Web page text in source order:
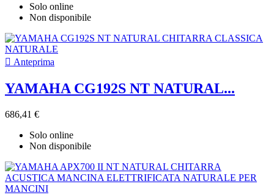
Solo online
Non disponibile
 Anteprima
YAMAHA CG192S NT NATURAL...
686,41 €
Solo online
Non disponibile